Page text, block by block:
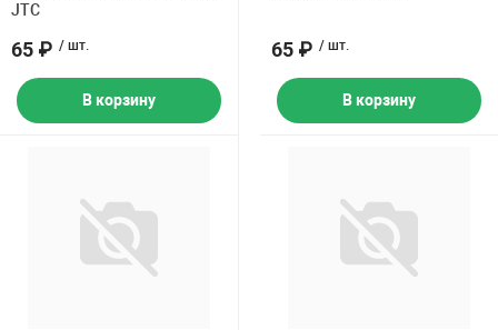
JTC
65 ₽ / шт.
В корзину
65 ₽ / шт.
В корзину